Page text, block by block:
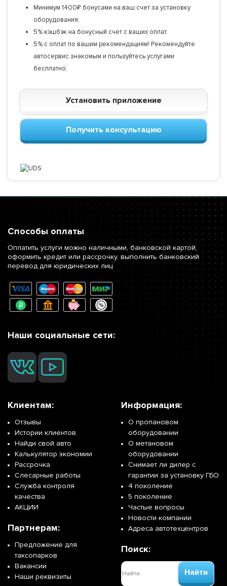
Минимум 1400₽ бонусами на ваш счет за установку
оборудования;
5% кэшбэк на бонусный счет с ваших оплат.
5% с оплат по вашим рекомендациям! Рекомендуйте
автосервис знакомым и пользуйтесь услугами
бесплатно;
Установить приложение
Получить консультацию
Способы оплаты
Оплатить услуги можно наличными, банковской картой,
оформить кредит или рассрочку, выполнить банковский
перевод для юридических лиц
Наши социальные сети:
Клиентам:
Отзывы
Истории клиентов
Найди свой авто
Калькулятор экономии
Рассрочка
Слесарные работы
Служба контроля
качества
АКЦИИ
Партнерам:
Предложение для
таксопарков
Вакансии
Наши реквизиты
Информация:
О пропановом
оборудовании
О метановом
оборудовании
Снимает ли дилер с
гарантии за установку ГБО
4 поколение
5 поколение
Частые вопросы
Новости компании
Адреса автотехцентров
Поиск:
Найти